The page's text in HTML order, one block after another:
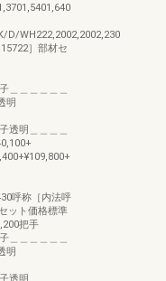
WH222,2002,2002,230
］部材セ
＿＿＿＿＿＿
明
透明＿＿＿＿
呼称［内法呼
ット価格標準
把手
＿＿＿＿＿＿
明
透明＿＿＿＿